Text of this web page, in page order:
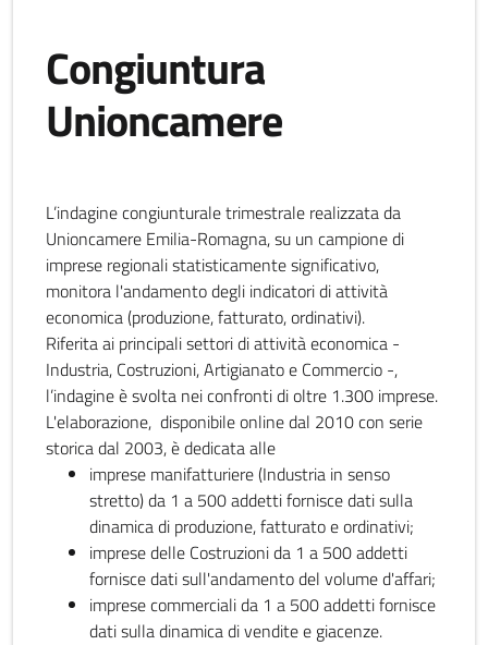
Congiuntura
Unioncamere
L’indagine congiunturale trimestrale realizzata da
Unioncamere Emilia-Romagna, su un campione di
imprese regionali statisticamente significativo,
monitora l'andamento degli indicatori di attività
economica (produzione, fatturato, ordinativi).
Riferita ai principali settori di attività economica -
Industria, Costruzioni, Artigianato e Commercio -,
l’indagine è svolta nei confronti di oltre 1.300 imprese.
L'elaborazione, disponibile online dal 2010 con serie
storica dal 2003, è dedicata alle
imprese manifatturiere (Industria in senso
stretto) da 1 a 500 addetti fornisce dati sulla
dinamica di produzione, fatturato e ordinativi;
imprese delle Costruzioni da 1 a 500 addetti
fornisce dati sull'andamento del volume d'affari;
imprese commerciali da 1 a 500 addetti fornisce
dati sulla dinamica di vendite e giacenze.